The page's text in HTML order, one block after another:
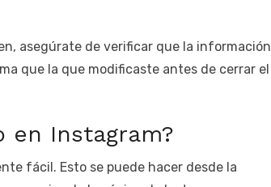
asegúrate de verificar que la información
que la que modificaste antes de cerrar el
en Instagram?
fácil. Esto se puede hacer desde la